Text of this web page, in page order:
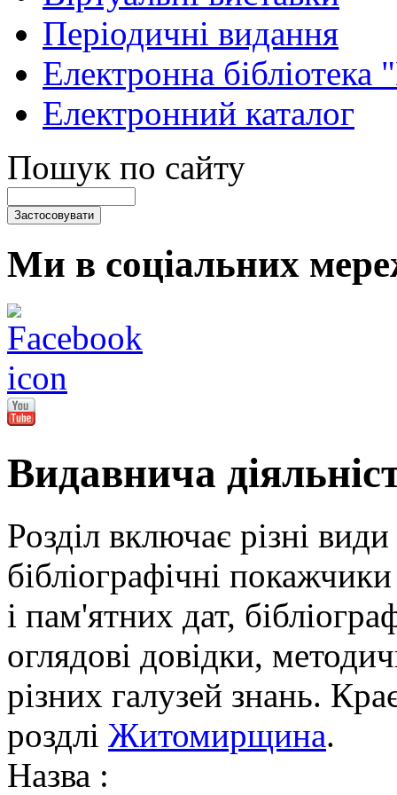
Періодичні видання
Електронна
Електронний каталог
Пошук по сайту
Ми в соціальних
Видавнича
Розділ включає різні
бібліографічні
і пам'ятних дат,
оглядові довідки,
різних галузей знань.
роздлі Житомирщина.
Назва :